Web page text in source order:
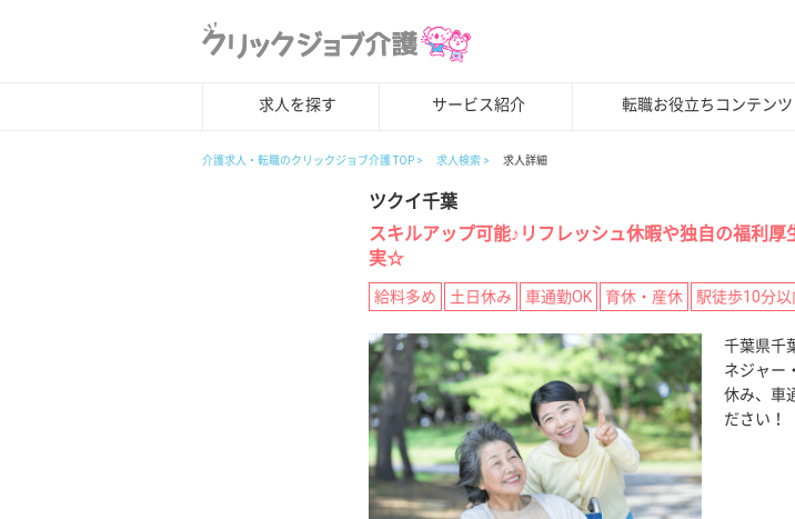
求人を探す サービス紹介 転職お役立ちコンテンツ
介護求人・転職のクリックジョブ介護 TOP 求人検索 求人詳細
ツクイ千葉
スキルアップ可能♪リフレッシュ休暇や独自の福利厚
実☆
給料多め 土日休み 車通勤OK 育休・産休 駅徒歩10分以
千葉県千
ネジャー
休み、車
ださい！